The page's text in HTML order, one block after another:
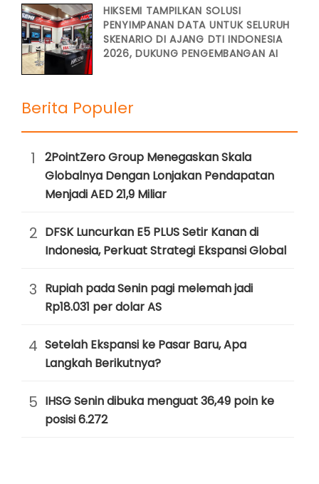
HIKSEMI TAMPILKAN SOLUSI
PENYIMPANAN DATA UNTUK SELURUH
SKENARIO DI AJANG DTI INDONESIA
2026, DUKUNG PENGEMBANGAN AI
Berita Populer
1
2PointZero Group Menegaskan Skala
Globalnya Dengan Lonjakan Pendapatan
Menjadi AED 21,9 Miliar
2 DFSK Luncurkan E5 PLUS Setir Kanan di
Indonesia, Perkuat Strategi Ekspansi Global
3 Rupiah pada Senin pagi melemah jadi
Rp18.031 per dolar AS
4 Setelah Ekspansi ke Pasar Baru, Apa
Langkah Berikutnya?
5 IHSG Senin dibuka menguat 36,49 poin ke
posisi 6.272